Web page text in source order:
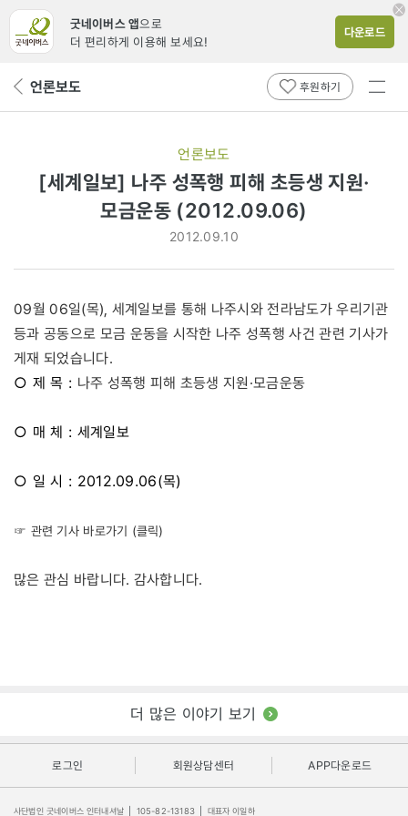
굿네이버스 앱으로
더 편리하게 이용해 보세요!
다운로드
뒤 언론보도 후원하기
전체
언론보도
[세계일보] 나주 성폭행 피해 초등생 지원·
모금운동 (2012.09.06)
2012.09.10
09월 06일(목), 세계일보를 통해 나주시와 전라남도가 우리기관
등과 공동으로 모금 운동을 시작한 나주 성폭행 사건 관련 기사가
게재 되었습니다.
○ 제 목 : 나주 성폭행 피해 초등생 지원·모금운동
○ 매 체 : 세계일보
○ 일 시 : 2012.09.06(목)
☞ 관련 기사 바로가기 (클릭)
많은 관심 바랍니다. 감사합니다.
더 많은 이야기 보기
로그인 회원상담센터 APP다운로드
사단법인 굿네이버스 인터내셔날 105-82-13183 대표자 이일하